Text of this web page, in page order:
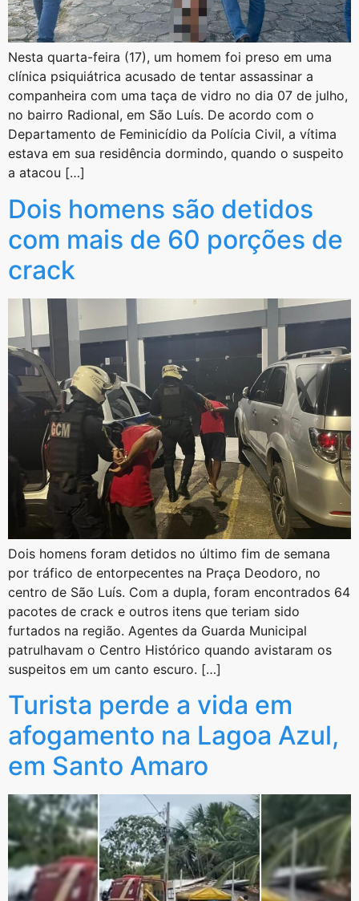
Nesta quarta-feira (17), um homem foi preso em uma
clínica psiquiátrica acusado de tentar assassinar a
companheira com uma taça de vidro no dia 07 de julho,
no bairro Radional, em São Luís. De acordo com o
Departamento de Feminicídio da Polícia Civil, a vítima
estava em sua residência dormindo, quando o suspeito
a atacou […]
Dois homens são detidos
com mais de 60 porções de
crack
Dois homens foram detidos no último fim de semana
por tráfico de entorpecentes na Praça Deodoro, no
centro de São Luís. Com a dupla, foram encontrados 64
pacotes de crack e outros itens que teriam sido
furtados na região. Agentes da Guarda Municipal
patrulhavam o Centro Histórico quando avistaram os
suspeitos em um canto escuro. […]
Turista perde a vida em
afogamento na Lagoa Azul,
em Santo Amaro